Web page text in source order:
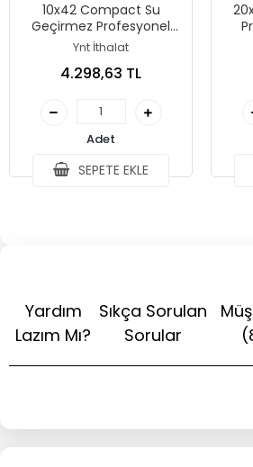
10x42 Compact Su
Geçirmez Profesyonel
Dürbün
Ynt İthalat
4.298,63 TL
Adet
SEPETE EKLE
Yardım
Lazım Mı?
Sıkça Sorulan
Sorular